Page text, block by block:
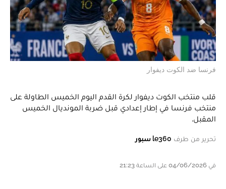
فرنسا ضد الكوت ديفوار
قلب منتخب الكوت ديفوار لكرة القدم اليوم الخميس الطاولة على
منتخب فرنسا في إطار إعدادي قبل ضربة المونديال الخميس
المقبل.
تحرير من طرف le360 سبور
في 04/06/2026 على الساعة 21:23